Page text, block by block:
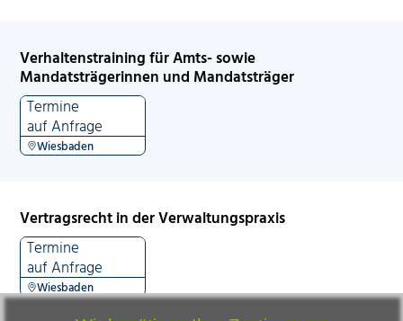
Verhaltenstraining für Amts- sowie
Mandatsträgerinnen und Mandatsträger
Termine
auf Anfrage
Wiesbaden
Vertragsrecht in der Verwaltungspraxis
Termine
auf Anfrage
Wiesbaden